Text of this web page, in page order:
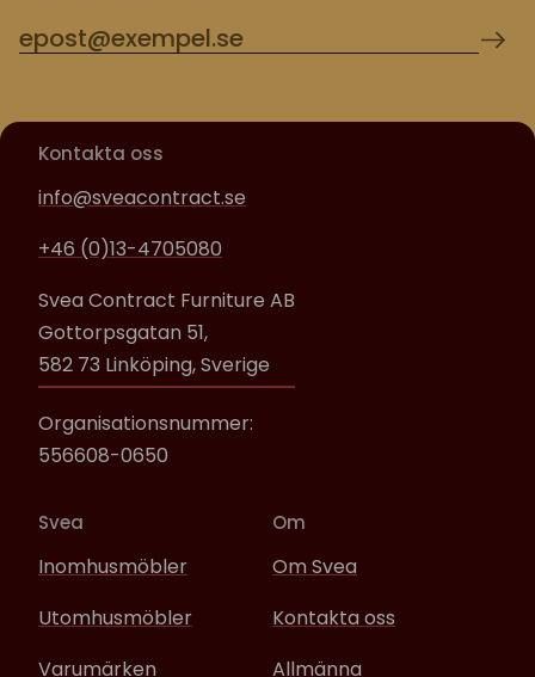
Kontakta oss
info@sveacontract.se
+46 (0)13-4705080
Svea Contract Furniture AB
Gottorpsgatan 51,
582 73 Linköping, Sverige
Organisationsnummer:
556608-0650
Svea
Inomhusmöbler
Utomhusmöbler
Varumärken
Om
Om Svea
Kontakta oss
Allmänna